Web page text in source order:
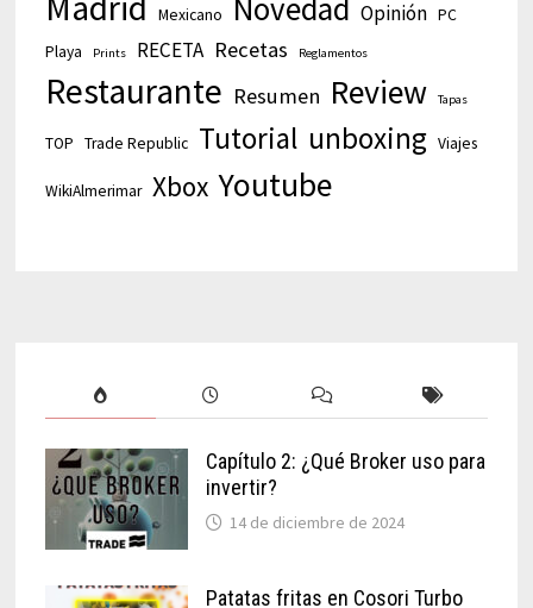
Mexicano Novedad Opinión PC
Playa
Prints RECETA Recetas Reglamentos
Restaurante Resumen Review Tapas
TOP Trade Republic Tutorial unboxing Viajes
WikiAlmerimar Xbox Youtube
Capítulo 2: ¿Qué Broker uso para
invertir?
14 de diciembre de 2024
Patatas fritas en Cosori Turbo